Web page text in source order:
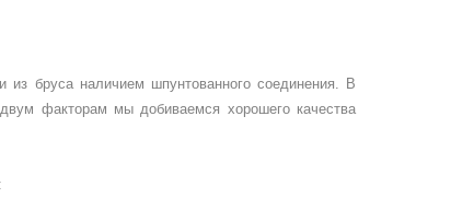
бруса наличием шпунтованного соединения. В
факторам мы добиваемся хорошего качества
: